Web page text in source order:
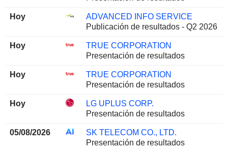
Hoy
ADVANCED INFO SERVICE
Publicación de resultados - Q2 2026
Hoy
TRUE CORPORATION
Presentación de resultados
Hoy
TRUE CORPORATION
Presentación de resultados
Hoy
LG UPLUS CORP.
Presentación de resultados
05/08/2026
SK TELECOM CO., LTD.
Presentación de resultados